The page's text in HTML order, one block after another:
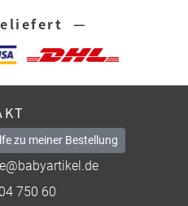
—
zu meiner Bestellung
750 60